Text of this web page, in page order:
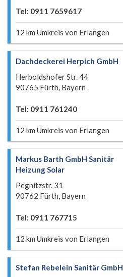
Tel: 0911 7659617
12 km Umkreis von Erlangen
Dachdeckerei Herpich GmbH
Herboldshofer Str. 44
90765 Fürth, Bayern
Tel: 0911 761240
12 km Umkreis von Erlangen
Markus Barth GmbH Sanitär
Heizung Solar
Pegnitzstr. 31
90762 Fürth, Bayern
Tel: 0911 767715
12 km Umkreis von Erlangen
Stefan Rebelein Sanitär GmbH